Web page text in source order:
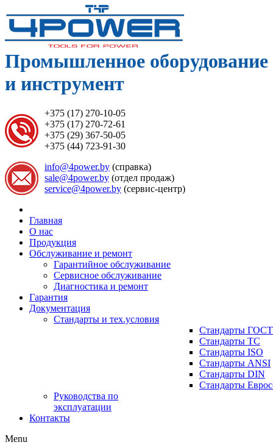
Промышленное оборудование
и инструмент
+375 (17) 270-10-05
+375 (17) 270-72-61
+375 (29) 367-50-05
+375 (44) 723-91-30
info@4power.by (справка)
sale@4power.by (отдел продаж)
service@4power.by (сервис-центр)
Главная
О нас
Продукция
Обслуживание и ремонт
Гарантийное обслуживание
Сервисное обслуживание
Диагностика и ремонт
Гарантия
Документация
Стандарты и тех.условия
Стандарты ГОСТ
Стандарты ТС
Стандарты ISO
Стандарты ANSI
Стандарты DIN
Стандарты
Руководства по
эксплуатации
Контакты
Menu